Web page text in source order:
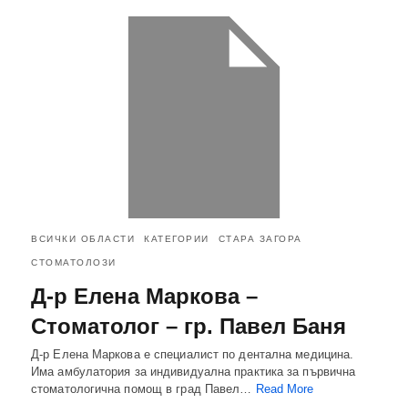
ВСИЧКИ ОБЛАСТИ КАТЕГОРИИ СТАРА ЗАГОРА
СТОМАТОЛОЗИ
Д-р Елена Маркова –
Стоматолог – гр. Павел Баня
Д-р Елена Маркова е специалист по дентална медицина.
Има амбулатория за индивидуална практика за първична
стоматологична помощ в град Павел… Read More